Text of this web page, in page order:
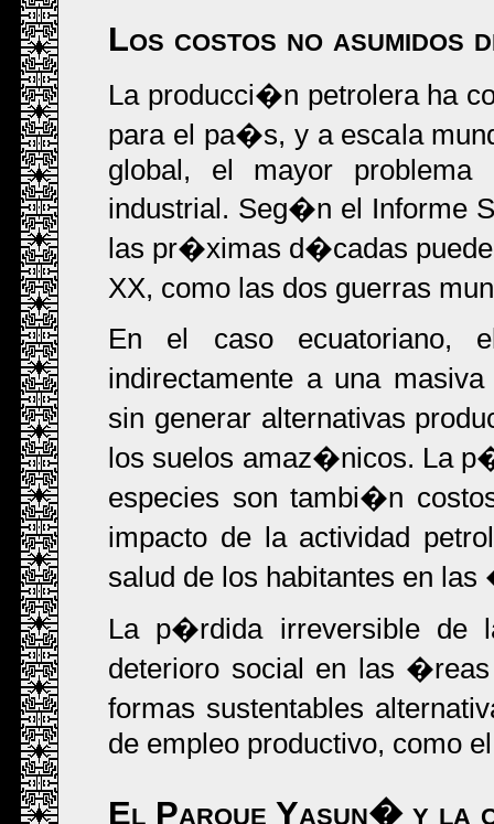
Los costos no
La producci�n petrolera ha
para el pa�s, y a escala
global, el mayor problema
industrial. Seg�n el Informe
las pr�ximas d�cadas
XX, como las dos guerras
En el caso ecuatoriano,
indirectamente a una
sin generar alternativas
los suelos amaz�nicos. La
especies son tambi�n
impacto de la actividad
salud de los habitantes en
La p�rdida irreversible de
deterioro social en las
formas sustentables
de empleo productivo, como
El Parque Yasun� y la